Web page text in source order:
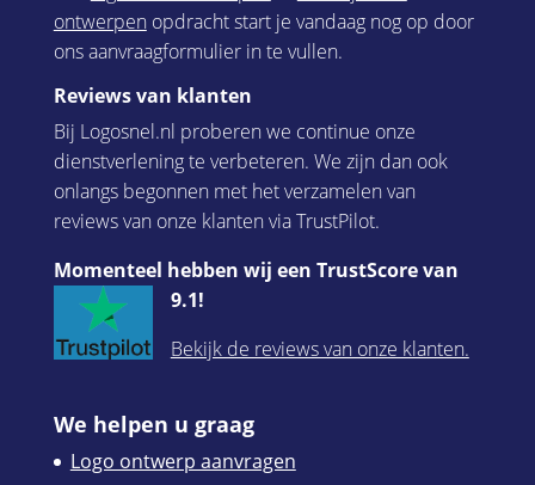
ontwerpenopdracht start je vandaag nog op door
ons aanvraagformulier in te vullen.
Reviews van klanten
Bij Logosnel.nl proberen we continue onze
dienstverlening te verbeteren. We zijn dan ook
onlangs begonnen met het verzamelen van
reviews van onze klanten via TrustPilot.
Momenteel hebben wij een TrustScore van
9.1!
Bekijk de reviews van onze klanten.
We helpen u graag
Logo ontwerp aanvragen